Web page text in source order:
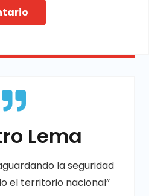
Lema
la seguridad
el territorio nacional”